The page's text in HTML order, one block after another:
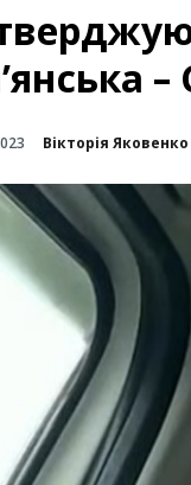
–
Вікторія Яковенко